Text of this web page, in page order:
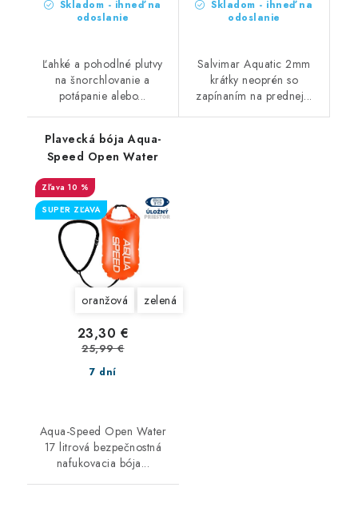
Skladom - ihneď na
odoslanie
Ľahké a pohodlné plutvy
na šnorchlovanie a
potápanie alebo...
Skladom - ihneď na
odoslanie
Salvimar Aquatic 2mm
krátky neoprén so
zapínaním na prednej...
Plavecká bója Aqua-
Speed Open Water
10 %
SUPER ZĽAVA
oranžová zelená
7 dní
23,30 €
25,99 €
Aqua-Speed Open Water
17 litrová bezpečnostná
nafukovacia bója...